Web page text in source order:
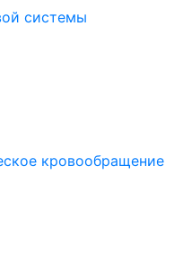
системы
кровообращение